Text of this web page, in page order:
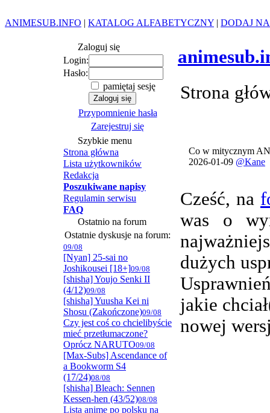
ANIMESUB.INFO | KATALOG ALFABETYCZNY | DODAJ
Zaloguj się
Login:
Hasło:
pamiętaj sesję
Przypomnienie hasła
Zarejestruj się
Szybkie menu
Strona główna
Lista użytkowników
Redakcja
Poszukiwane napisy
Regulamin serwisu
FAQ
Ostatnio na forum
Ostatnie dyskusje na forum:
09/08
[Nyan] 25-sai no
Joshikousei [18+]09/08
[shisha] Youjo Senki II
(4/12)09/08
[shisha] Yuusha Kei ni
Shosu (Zakończone)09/08
Czy jest coś co chcielibyście
mieć przetłumaczone?
Oprócz NARUTO09/08
[Max-Subs] Ascendance of
a Bookworm S4
(17/24)08/08
[shisha] Bleach: Sennen
Kessen-hen (43/52)08/08
Lista anime po polsku na
Strona
Co w mitycznym
2026-01-09 @Kane
Cześć, na
was o
dużych
jakie
nowej